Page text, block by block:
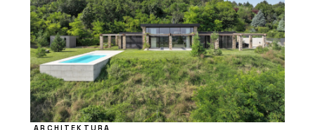
ARCHITEKTURA